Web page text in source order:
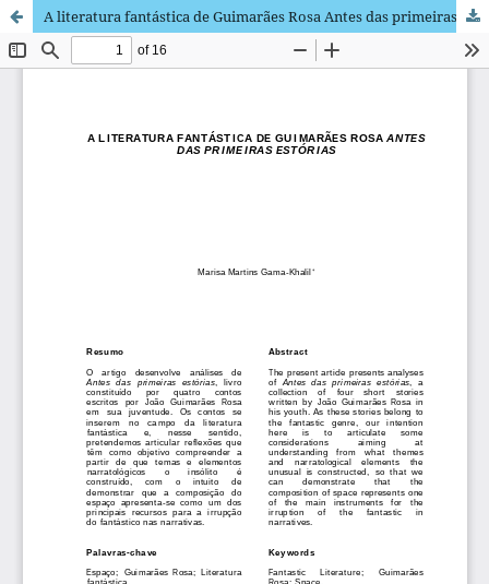
A literatura fantástica de Guimarães Rosa Antes das primeiras estórias